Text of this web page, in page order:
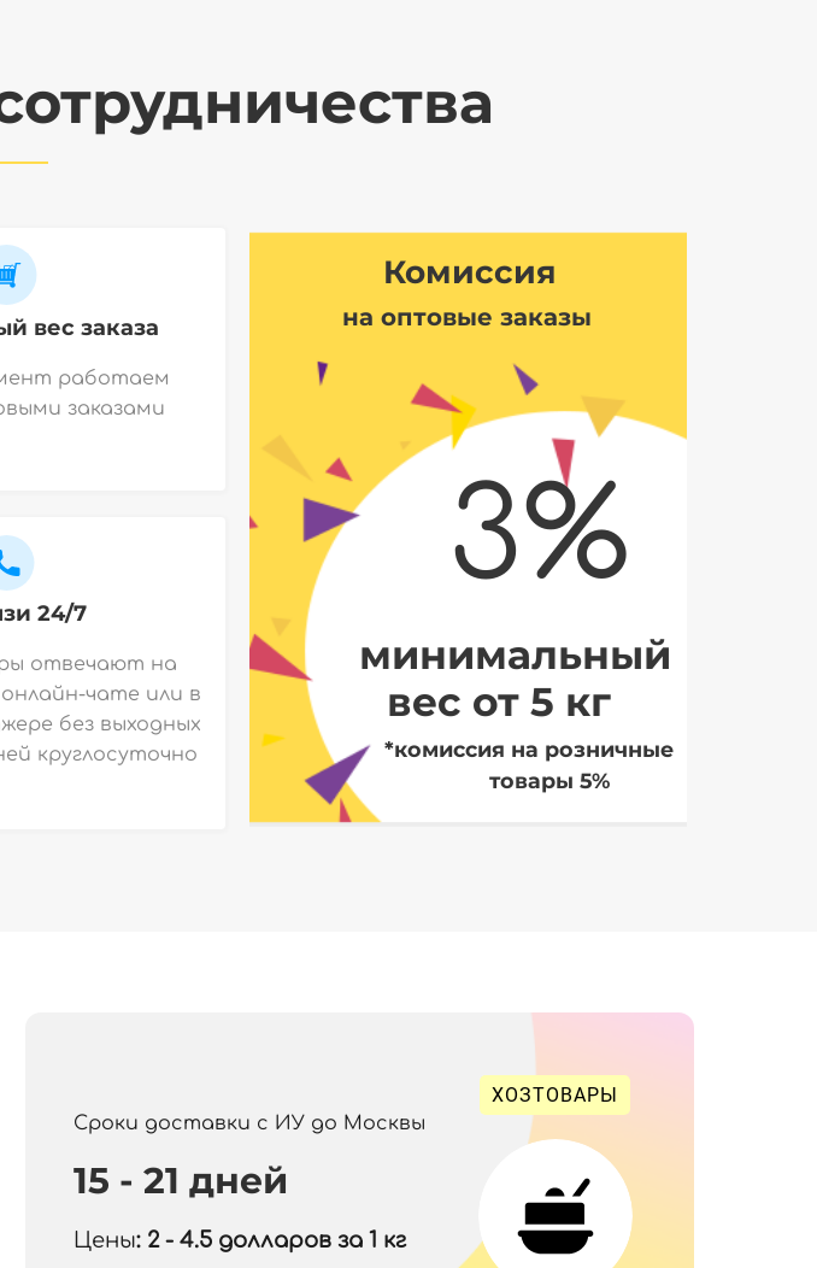
вес заказа
работаем
заказами
24/7
отвечают на
чате или в
без выходных
круглосуточно
Комиссия
на оптовые заказы
3%
минимальный
вес от 5 кг
*комиссия на розничные
товары 5%
Сроки доставки с ИУ до Москвы
15 - 21 дней
Цены: 2 - 4.5 долларов за 1 кг
ХОЗТОВАРЫ